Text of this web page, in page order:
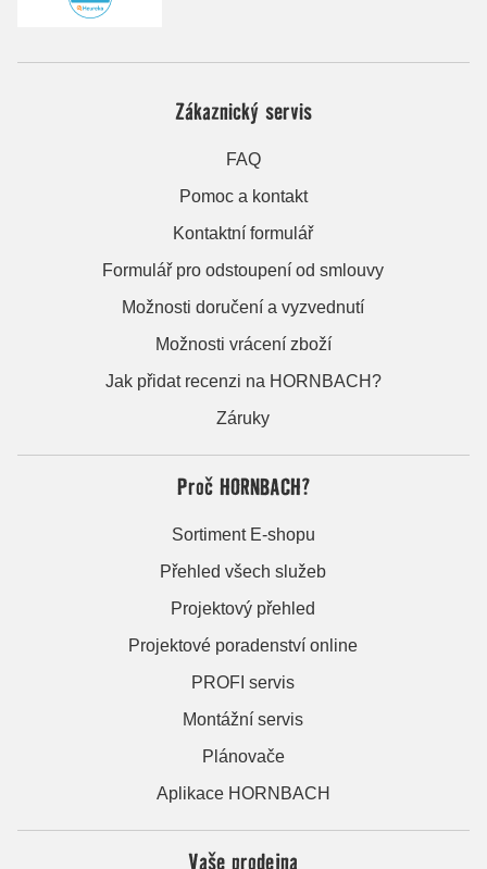
Zákaznický servis
FAQ
Pomoc a kontakt
Kontaktní formulář
Formulář pro odstoupení od smlouvy
Možnosti doručení a vyzvednutí
Možnosti vrácení zboží
Jak přidat recenzi na HORNBACH?
Záruky
Proč HORNBACH?
Sortiment E-shopu
Přehled všech služeb
Projektový přehled
Projektové poradenství online
PROFI servis
Montážní servis
Plánovače
Aplikace HORNBACH
Vaše prodejna